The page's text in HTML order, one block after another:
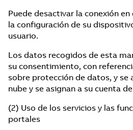
Puede desactivar la conexión
la configuración de su
usuario.
Los datos recogidos de esta
su consentimiento, con
sobre protección de datos, y se
nube y se asignan a su cuenta
(2) Uso de los servicios y las
portales